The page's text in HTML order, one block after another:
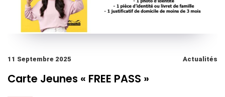
11 Septembre 2025 Actualités
Carte Jeunes « FREE PASS »